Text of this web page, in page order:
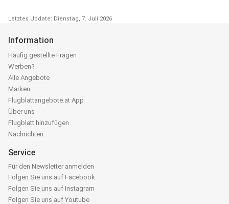
Letztes Update: Dienstag, 7. Juli 2026
Information
Häufig gestellte Fragen
Werben?
Alle Angebote
Marken
Flugblattangebote.at App
Über uns
Flugblatt hinzufügen
Nachrichten
Service
Für den Newsletter anmelden
Folgen Sie uns auf Facebook
Folgen Sie uns auf Instagram
Folgen Sie uns auf Youtube